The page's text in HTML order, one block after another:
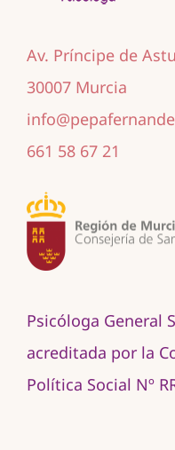
Av. Príncipe de
30007 Murcia
661 58 67 21
Psicóloga General
acreditada por la
Política Social Nº